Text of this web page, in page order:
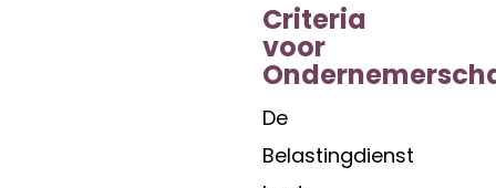
Criteria
voor
De
Belastingdienst